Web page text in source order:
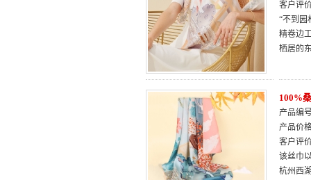
客户评
“不到园
精卷边
栖居的
100%
产品编
产品价
客户评
该丝巾
杭州西